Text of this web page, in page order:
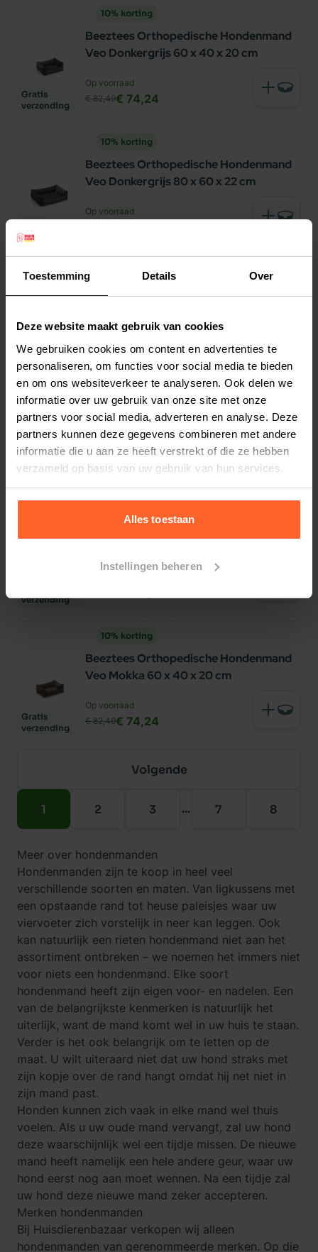
Toestemming Details Over
Deze website maakt gebruik van cookies
We gebruiken cookies om content en advertenties te
personaliseren, om functies voor social media te bieden
en om ons websiteverkeer te analyseren. Ook delen we
informatie over uw gebruik van onze site met onze
partners voor social media, adverteren en analyse. Deze
partners kunnen deze gegevens combineren met andere
informatie die u aan ze heeft verstrekt of die ze hebben
verzameld op basis van uw gebruik van hun services.
Alles toestaan
Instellingen beheren
10% korting
Gratis
verzending
Beeztees Orthopedische Hondenmand
Veo Donkergrijs 60 x 40 x 20 cm
Op voorraad
€ 82,49€ 74,24
10% korting
Gratis
verzending
Beeztees Orthopedische Hondenmand
Veo Donkergrijs 80 x 60 x 22 cm
Op voorraad
8% korting
Designed by Lotte Bankkussen Ribbed
€ 59,99€ 55,49
verzending
Doggy Bagg Snuggle Lichtgrijs S 50 x
40 x 18 cm
Op voorraad
€ 61,98
verzending
10% korting
Gratis
verzending
Beeztees Orthopedische Hondenmand
Veo Mokka 60 x 40 x 20 cm
Op voorraad
€ 82,49€ 74,24
1 2 3 ... 7 8
Volgende
Meer over hondenmanden
Hondenmanden zijn te koop in heel veel
verschillende soorten en maten. Van ligkussens met
een opstaande rand tot heuse paleisjes waar uw
viervoeter zich vorstelijk in neer kan leggen. Ook
kan natuurlijk een rieten hondenmand niet aan het
assortiment ontbreken – we noemen het immers niet
voor niets een hondenmand. Elke soort
hondenmand heeft zijn eigen voor- en nadelen. Een
van de belangrijkste kenmerken is natuurlijk het
uiterlijk, want de mand komt wel in uw huis te staan.
Verder is het ook belangrijk om te letten op de
maat. U wilt uiteraard niet dat uw hond straks met
zijn kopje over de rand hangt omdat hij net niet in
zijn mand past.
Honden kunnen zich vaak in elke mand wel thuis
voelen. Als u uw oude mand vervangt, zal uw hond
deze waarschijnlijk wel een tijdje missen. De nieuwe
mand heeft namelijk een hele andere geur, waar uw
hond eerst nog aan moet wennen. Na een tijdje zal
uw hond deze nieuwe mand zeker accepteren.
Merken hondenmanden
Bij Huisdierenbazaar verkopen wij alleen
hondenmanden van gerenommeerde merken. Op die